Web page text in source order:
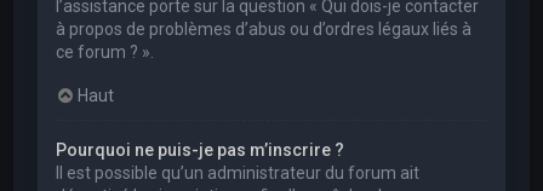
l’assistance porte sur la question « Qui dois-je contacter
à propos de problèmes d’abus ou d’ordres légaux liés à
ce forum ? ».
Haut
Pourquoi ne puis-je pas m’inscrire ?
Il est possible qu’un administrateur du forum ait